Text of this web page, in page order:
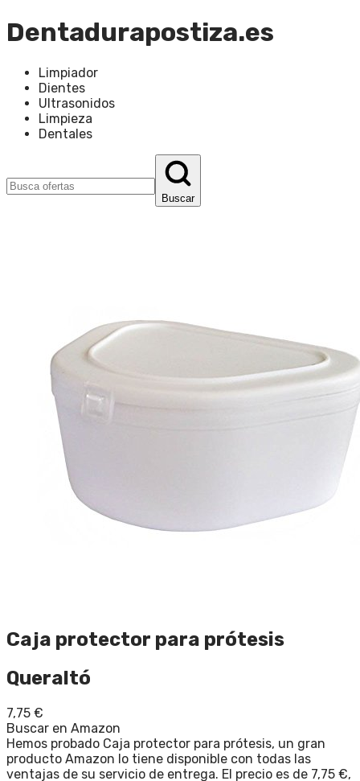
Dentadurapostiza.es
Limpiador
Dientes
Ultrasonidos
Limpieza
Dentales
Buscar
Caja protector para prótesis
Queraltó
7,75 €
Buscar en Amazon
Hemos probado Caja protector para prótesis, un gran
producto Amazon lo tiene disponible con todas las
ventajas de su servicio de entrega. El precio es de 7,75 €,